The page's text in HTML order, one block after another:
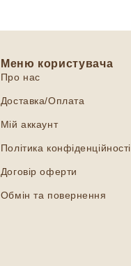
Меню користувача
Про нас
Доставка/Оплата
Мій аккаунт
Політика конфіденційності
Договір оферти
Обмін та повернення